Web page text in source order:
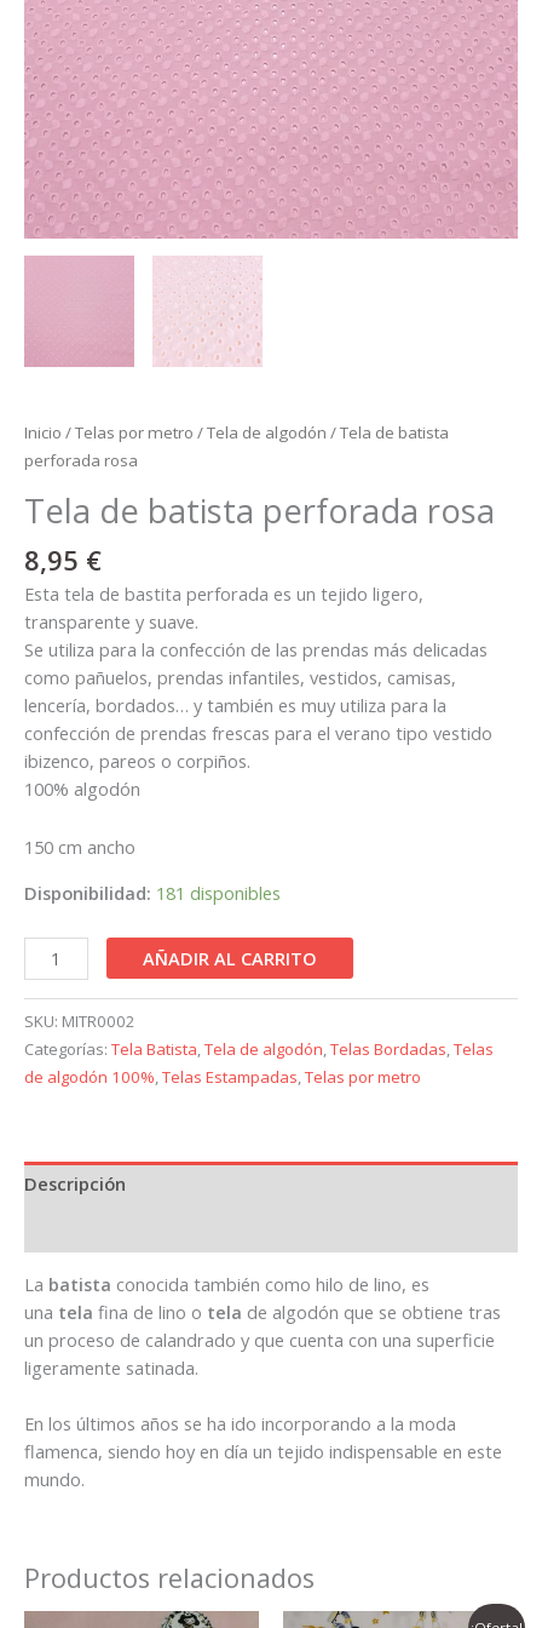
Inicio /Telas por metro /Tela de algodón / Tela de batista
perforada rosa
Tela de batista perforada rosa
8,95 €
Esta tela de bastita perforada es un tejido ligero,
transparente y suave.
Se utiliza para la confección de las prendas más delicadas
como pañuelos, prendas infantiles, vestidos, camisas,
lencería, bordados… y también es muy utiliza para la
confección de prendas frescas para el verano tipo vestido
ibizenco, pareos o corpiños.
100% algodón
150 cm ancho
Disponibilidad: 181 disponibles
AÑADIR AL CARRITO
SKU: MITR0002
Categorías: Tela Batista Tela de algodón Telas Bordadas Telas
de algodón 100% Telas Estampadas Telas por metro
Descripción
La batista conocida también como hilo de lino, es
una tela fina de lino o tela de algodón que se obtiene tras
un proceso de calandrado y que cuenta con una superficie
ligeramente satinada.
En los últimos años se ha ido incorporando a la moda
flamenca, siendo hoy en día un tejido indispensable en este
mundo.
Productos relacionados